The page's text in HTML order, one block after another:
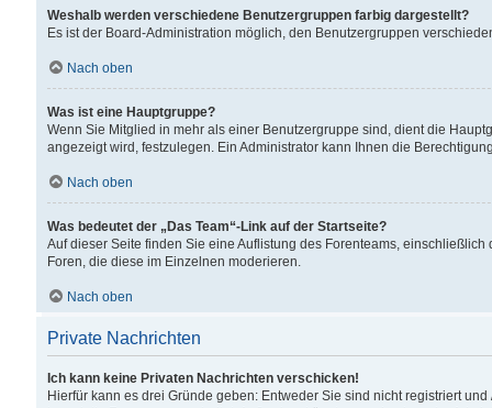
Weshalb werden verschiedene Benutzergruppen farbig dargestellt?
Es ist der Board-Administration möglich, den Benutzergruppen
Nach oben
Was ist eine Hauptgruppe?
Wenn Sie Mitglied in mehr als einer Benutzergruppe sind, dient die
angezeigt wird, festzulegen. Ein Administrator kann Ihnen die
Nach oben
Was bedeutet der „Das Team“-Link auf der Startseite?
Auf dieser Seite finden Sie eine Auflistung des Forenteams,
Foren, die diese im Einzelnen moderieren.
Nach oben
Private Nachrichten
Ich kann keine Privaten Nachrichten verschicken!
Hierfür kann es drei Gründe geben: Entweder Sie sind nicht registriert